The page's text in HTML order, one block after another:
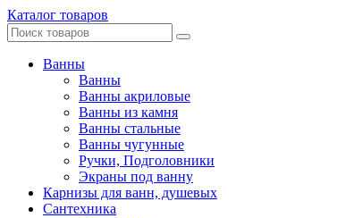
Каталог товаров
Ванны
Ванны
Ванны акриловые
Ванны из камня
Ванны стальные
Ванны чугунные
Ручки, Подголовники
Экраны под ванну
Карнизы для ванн, душевых
Сантехника